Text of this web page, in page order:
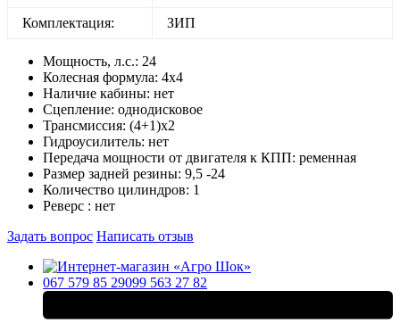
Комплектация: ЗИП
Мощность, л.с.: 24
Колесная формула: 4х4
Наличие кабины: нет
Сцепление: однодисковое
Трансмиссия: (4+1)х2
Гидроусилитель: нет
Передача мощности от двигателя к КПП: ременная
Размер задней резины: 9,5 -24
Количество цилиндров: 1
Реверс : нет
Задать вопрос Написать отзыв
067 579 85 29099 563 27 82